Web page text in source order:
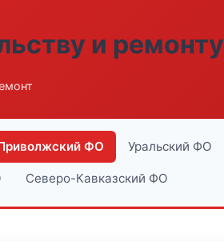
и ремонту
ФО Уральский ФО
Северо-Кавказский ФО